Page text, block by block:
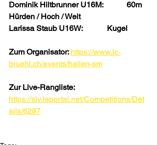
Dominik Hiltbrunner U16M:   	60m
Hürden / Hoch / Weit
Larissa Staub U16W:   	Kugel
Zum Organisator: https://www.lc-
bruehl.ch/events/hallen-sm
Zur Live-Rangliste:
https://slv.laportal.net/Competitions/Det
ails/6287